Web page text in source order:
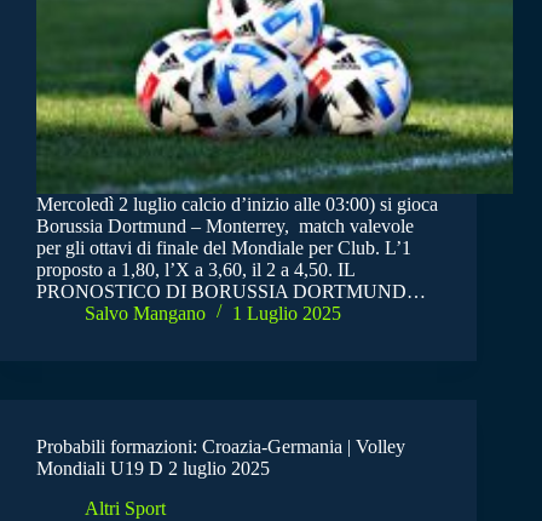
Mercoledì 2 luglio calcio d’inizio alle 03:00) si gioca
Borussia Dortmund – Monterrey, match valevole
per gli ottavi di finale del Mondiale per Club. L’1
proposto a 1,80, l’X a 3,60, il 2 a 4,50. IL
PRONOSTICO DI BORUSSIA DORTMUND…
Salvo Mangano
1 Luglio 2025
Probabili formazioni: Croazia-Germania | Volley
Mondiali U19 D 2 luglio 2025
Altri Sport